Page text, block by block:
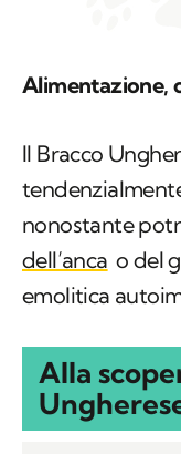
Alimentazione,
Il Bracco
nonostante
dell’anca o del
emolitica
Alla